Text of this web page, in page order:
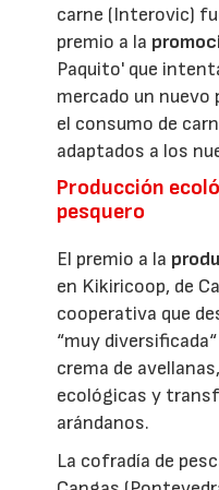
carne (Interovic)
premio a la
Paquito' que
mercado un
el consumo de
adaptados a los
Producción
pesquero
El premio a la
en Kikiricoop, de
cooperativa que
“muy
crema de
ecológicas y
arándanos.
La cofradía de